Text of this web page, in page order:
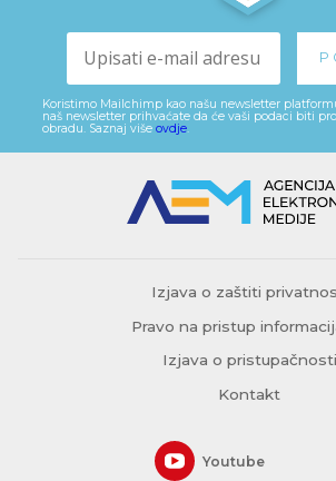
Koristimo Mailchimp kao našu newsletter
naš newsletter prihvaćate da će vaši podaci biti
obradu. Saznaj više ovdje.
Izjava o zaštiti
Pravo na pristup
Izjava o pristupačnosti
Kontakt
Youtube